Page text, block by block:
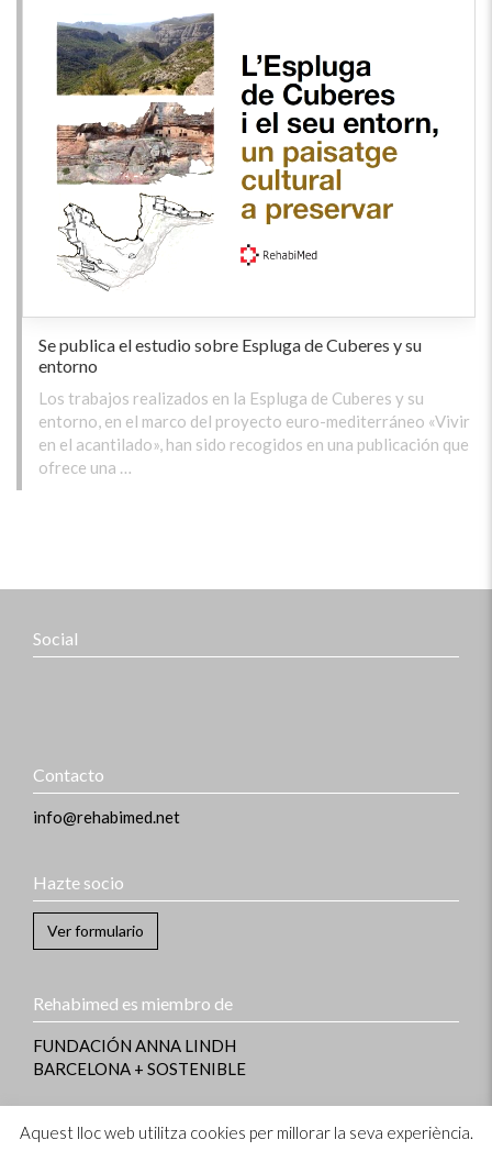
Se publica el estudio sobre Espluga de Cuberes y su
entorno
Los trabajos realizados en la Espluga de Cuberes y su
entorno, en el marco del proyecto euro-mediterráneo «Vivir
en el acantilado», han sido recogidos en una publicación que
ofrece una …
Social
Contacto
info@rehabimed.net
Hazte socio
Ver formulario
Rehabimed es miembro de
FUNDACIÓN ANNA LINDH
BARCELONA + SOSTENIBLE
Información legal–Aviso legal y Política de privacidad–Política de
Aquest lloc web utilitza cookies per millorar la seva experiència.